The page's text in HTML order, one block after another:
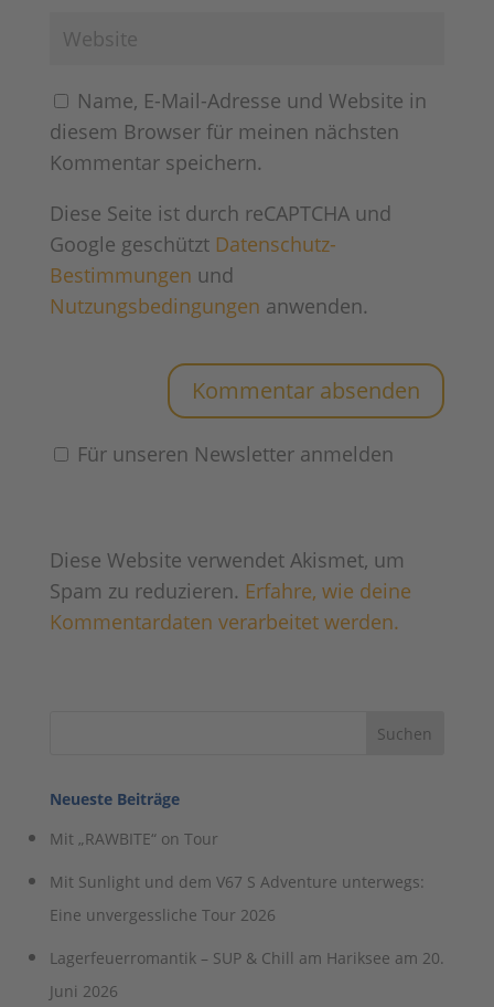
Name, E-Mail-Adresse und Website in
diesem Browser für meinen nächsten
Kommentar speichern.
Diese Seite ist durch reCAPTCHA und
Google geschützt Datenschutz-
Bestimmungen und
Nutzungsbedingungen anwenden.
Für unseren Newsletter anmelden
Diese Website verwendet Akismet, um
Spam zu reduzieren. Erfahre, wie deine
Kommentardaten verarbeitet werden.
Neueste Beiträge
Mit „RAWBITE“ on Tour
Mit Sunlight und dem V67 S Adventure unterwegs:
Eine unvergessliche Tour 2026
Lagerfeuerromantik – SUP & Chill am Hariksee am 20.
Juni 2026